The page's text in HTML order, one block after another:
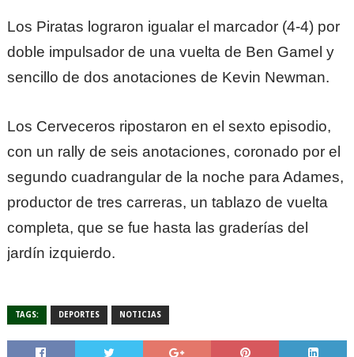
Los Piratas lograron igualar el marcador (4-4) por
doble impulsador de una vuelta de Ben Gamel y
sencillo de dos anotaciones de Kevin Newman.
Los Cerveceros ripostaron en el sexto episodio,
con un rally de seis anotaciones, coronado por el
segundo cuadrangular de la noche para Adames,
productor de tres carreras, un tablazo de vuelta
completa, que se fue hasta las graderías del
jardín izquierdo.
TAGS: DEPORTES NOTICIAS